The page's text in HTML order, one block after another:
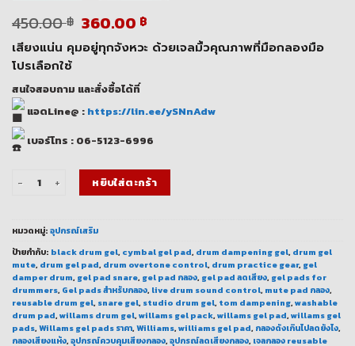
450.00฿ Original
price
was:
360.00 ฿Current
price
is:
เสียงแน่น คุมอยู่ทุกจังหวะ ด้วยเจลมิ้วคุณภาพที่มือกลองมือ
โปรเลือกใช้
สนใจสอบถาม และสั่งซื้อได้ที่
แอดLine@ : https://lin.ee/ySNnAdw
เบอร์โทร : 06-5123-6996
จำนวน เจลมิ้วกลอง Willams Gel Pads Pack ชิ้น
หยิบใส่ตะกร้า
หมวดหมู่:อุปกรณ์เสริม
ป้ายกำกับ: black drum gel, cymbal gel pad, drum dampening gel, drum gel
mute, drum gel pad, drum overtone control, drum practice gear, gel
damper drum, gel pad snare, gel pad กลอง, gel pad ลดเสียง, gel pads for
drummers, Gel pads สำหรับกลอง, live drum sound control, mute pad กลอง,
reusable drum gel, snare gel, studio drum gel, tom dampening,washable
drum pad,willams drum gel,willams gel pack,willams gel pad,willams gel
pads,Willams gel pads ราคา,Williams,williams gel pad, กลองดังเกินไปลดยังไง,
กลองเสียงแห้ง,อุปกรณ์ควบคุมเสียงกลอง,อุปกรณ์ลดเสียงกลอง, เจลกลอง reusable